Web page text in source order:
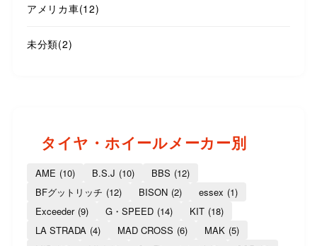
アメリカ車(12)
未分類(2)
タイヤ・ホイールメーカー別
AME (10) B.S.J (10) BBS (12)
BFグットリッチ (12) BISON (2) essex (1)
Exceeder (9) G・SPEED (14) KIT (18)
LA STRADA (4) MAD CROSS (6) MAK (5)